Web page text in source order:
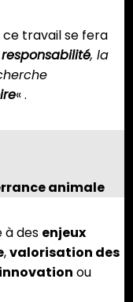
ce travail se fera
, la
« .
animale
à des enjeux
,valorisation des
innovation ou